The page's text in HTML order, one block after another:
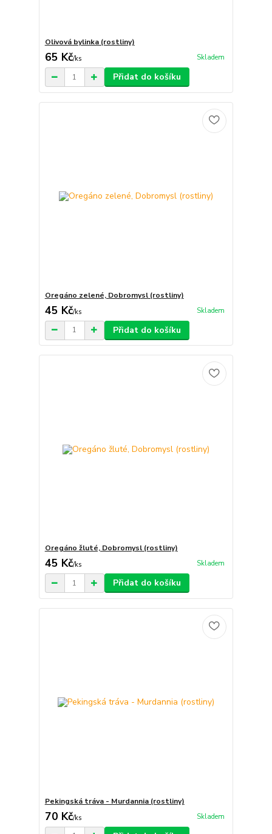
Olivová bylinka (rostliny)
65 Kč/ks Skladem
Přidat do košíku
Oregáno zelené, Dobromysl (rostliny)
45 Kč/ks Skladem
Přidat do košíku
Oregáno žluté, Dobromysl (rostliny)
45 Kč/ks Skladem
Přidat do košíku
Pekingská tráva - Murdannia (rostliny)
70 Kč/ks Skladem